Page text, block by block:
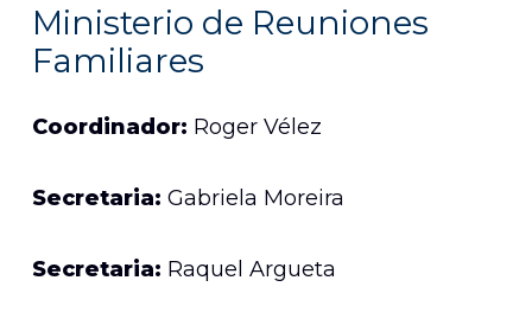
Ministerio de Reuniones
Familiares
Coordinador: Roger Vélez
Secretaria: Gabriela Moreira
Secretaria: Raquel Argueta